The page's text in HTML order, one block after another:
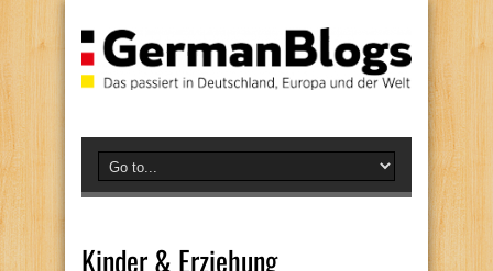
Kinder & Erziehung